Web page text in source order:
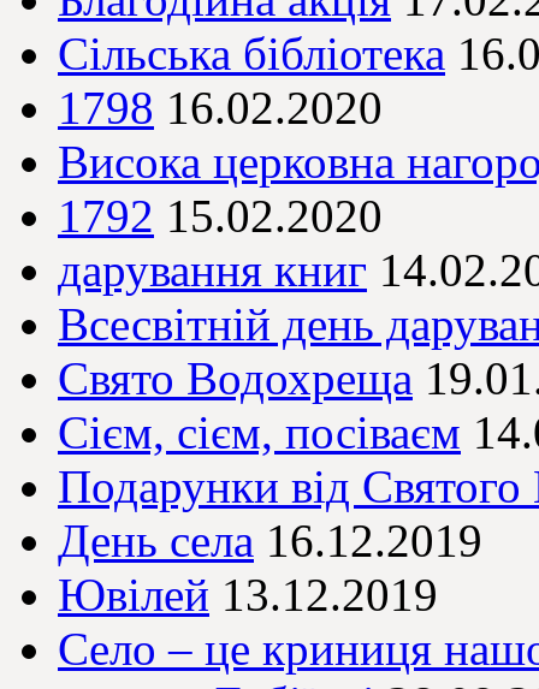
Сільська бібліотека
1798 16.02.2020
Висока церковна
1792 15.02.2020
дарування книг
Всесвітній день
Свято Водохреща
Сієм, сієм, посіваєм
Подарунки від
День села 16.12.2019
Ювілей 13.12.2019
Село – це криниця